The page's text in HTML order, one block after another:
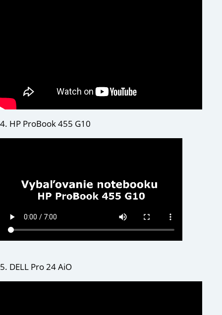
4. HP ProBook 455 G10
5. DELL Pro 24 AiO